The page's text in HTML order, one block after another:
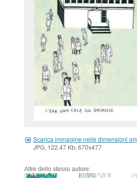
Scarica immagine nelle dimensioni
JPG, 122.47 Kb, 670x477
Altre dello stesso autore: